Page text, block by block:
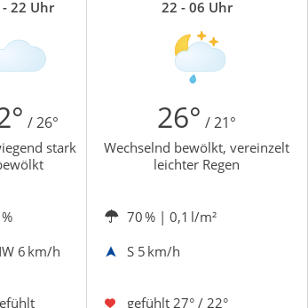
- 22 Uhr
22 - 06 Uhr
/ 26° 26° / 21°
stark
Wechselnd bewölkt, vereinzelt
leichter Regen
70 % | 0,1 l/m²
6 km/h S 5 km/h
gefühlt 27° / 22°